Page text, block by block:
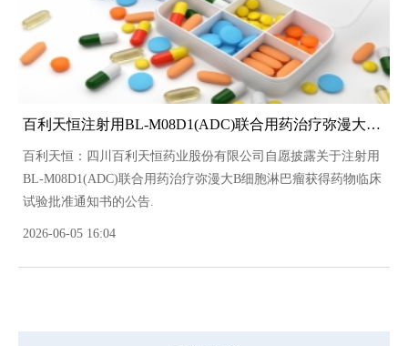
百利天恒注射用BL-M08D1(ADC)联合用药治疗弥漫大B细胞淋巴瘤获得药物临床试验批准通知书
百利天恒：四川百利天恒药业股份有限公司自愿披露关于注射用
BL-M08D1(ADC)联合用药治疗弥漫大B细胞淋巴瘤获得药物临床
试验批准通知书的公告.
2026-06-05 16:04